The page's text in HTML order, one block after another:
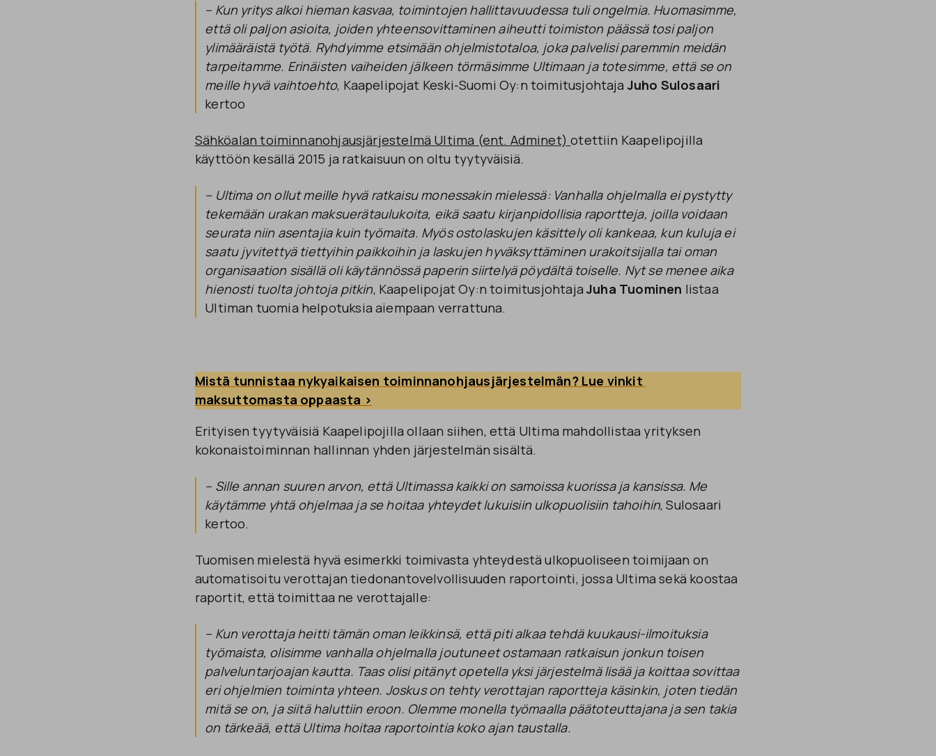
– Kun yritys alkoi hieman kasvaa, toimintojen hallittavuudessa tuli ongelmia. Huomasimme,
että oli paljon asioita, joiden yhteensovittaminen aiheutti toimiston päässä tosi paljon
ylimääräistä työtä. Ryhdyimme etsimään ohjelmistotaloa, joka palvelisi paremmin meidän
tarpeitamme. Erinäisten vaiheiden jälkeen törmäsimme Ultimaan ja totesimme, että se on
meille hyvä vaihtoehto, Kaapelipojat Keski-Suomi Oy:n toimitusjohtaja Juho Sulosaari
kertoo
Sähköalan toiminnanohjausjärjestelmä Ultima (ent. Adminet)otettiin Kaapelipojilla
käyttöön kesällä 2015 ja ratkaisuun on oltu tyytyväisiä.
– Ultima on ollut meille hyvä ratkaisu monessakin mielessä: Vanhalla ohjelmalla ei pystytty
tekemään urakan maksuerätaulukoita, eikä saatu kirjanpidollisia raportteja, joilla voidaan
seurata niin asentajia kuin työmaita. Myös ostolaskujen käsittely oli kankeaa, kun kuluja ei
saatu jyvitettyä tiettyihin paikkoihin ja laskujen hyväksyttäminen urakoitsijalla tai oman
organisaation sisällä oli käytännössä paperin siirtelyä pöydältä toiselle. Nyt se menee aika
hienosti tuolta johtoja pitkin, Kaapelipojat Oy:n toimitusjohtajaJuha Tuominen listaa
Ultiman tuomia helpotuksia aiempaan verrattuna.
Mistä tunnistaa nykyaikaisen toiminnanohjausjärjestelmän? Lue vinkit
maksuttomasta oppaasta >
Erityisen tyytyväisiä Kaapelipojilla ollaan siihen, että Ultima mahdollistaa yrityksen
kokonaistoiminnan hallinnan yhden järjestelmän sisältä.
– Sille annan suuren arvon, että Ultimassa kaikki on samoissa kuorissa ja kansissa. Me
käytämme yhtä ohjelmaa ja se hoitaa yhteydet lukuisiin ulkopuolisiin tahoihin, Sulosaari
kertoo.
Tuomisen mielestä hyvä esimerkki toimivasta yhteydestä ulkopuoliseen toimijaan on
automatisoitu verottajan tiedonantovelvollisuuden raportointi, jossa Ultima sekä koostaa
raportit, että toimittaa ne verottajalle:
– Kun verottaja heitti tämän oman leikkinsä, että piti alkaa tehdä kuukausi-ilmoituksia
työmaista, olisimme vanhalla ohjelmalla joutuneet ostamaan ratkaisun jonkun toisen
palveluntarjoajan kautta. Taas olisi pitänyt opetella yksi järjestelmä lisää ja koittaa sovittaa
eri ohjelmien toiminta yhteen. Joskus on tehty verottajan raportteja käsinkin, joten tiedän
mitä se on, ja siitä haluttiin eroon. Olemme monella työmaalla päätoteuttajana ja sen takia
on tärkeää, että Ultima hoitaa raportointia koko ajan taustalla.